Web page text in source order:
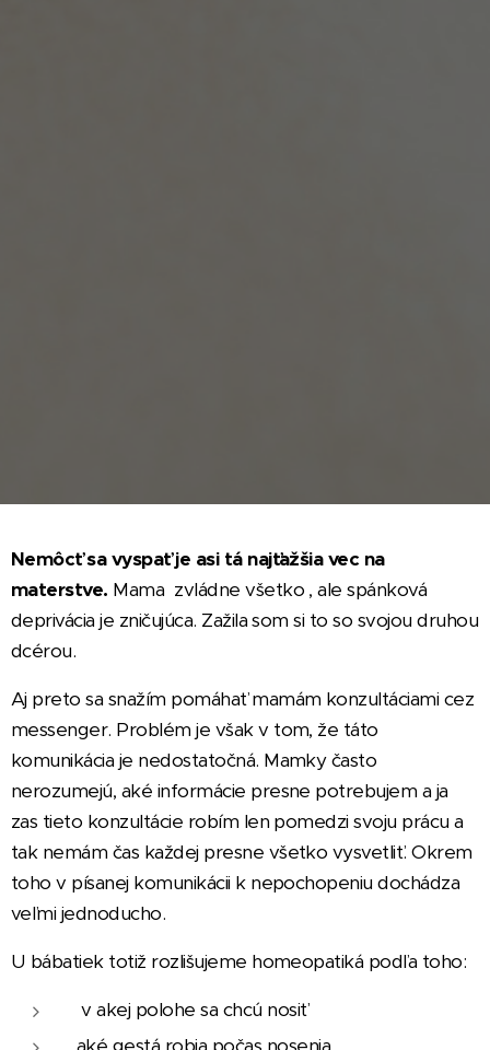
Nemôcť sa vyspať je asi tá najťažšia vec na
materstve. Mama zvládne všetko , ale spánková
deprivácia je zničujúca. Zažila som si to so svojou druhou
dcérou.
Aj preto sa snažím pomáhať mamám konzultáciami cez
messenger. Problém je však v tom, že táto
komunikácia je nedostatočná. Mamky často
nerozumejú, aké informácie presne potrebujem a ja
zas tieto konzultácie robím len pomedzi svoju prácu a
tak nemám čas každej presne všetko vysvetliť. Okrem
toho v písanej komunikácii k nepochopeniu dochádza
veľmi jednoducho.
U bábatiek totiž rozlišujeme homeopatiká podľa toho:
v akej polohe sa chcú nosiť
aké gestá robia počas nosenia